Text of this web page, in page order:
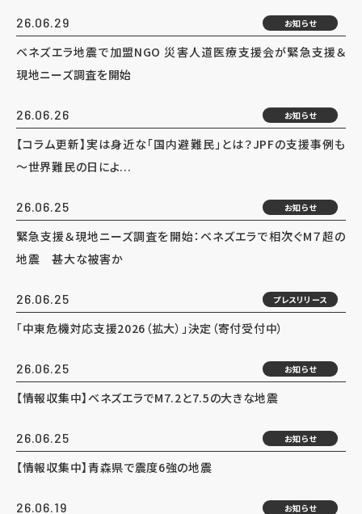
26.06.29 お知らせ
ベネズエラ地震で加盟NGO 災害人道医療支援会が緊急支援＆
現地ニーズ調査を開始
26.06.26 お知らせ
【コラム更新】実は身近な「国内避難民」とは？JPFの支援事例も
～世界難民の日によ...
26.06.25 お知らせ
緊急支援＆現地ニーズ調査を開始：ベネズエラで相次ぐM７超の
地震 甚大な被害か
26.06.25 プレスリリース
「中東危機対応支援2026（拡大）」決定（寄付受付中）
26.06.25 お知らせ
【情報収集中】ベネズエラでM7.2と7.5の大きな地震
26.06.25 お知らせ
【情報収集中】青森県で震度6強の地震
26.06.19 お知らせ